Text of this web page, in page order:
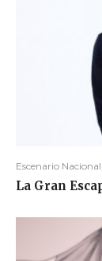
Escenario Nacional
La Gran